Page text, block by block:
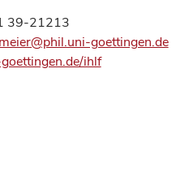
39-21213
goettingen.de
ihlf